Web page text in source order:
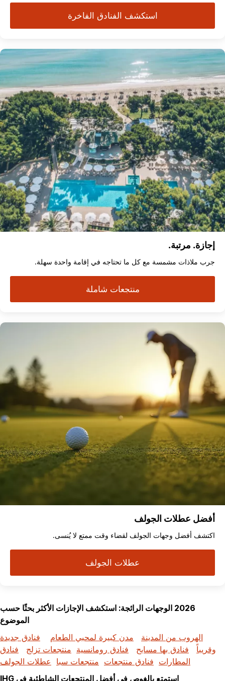
استكشف الفنادق الفاخرة
إجازة. مرتبة.
جرب ملاذات مشمسة مع كل ما تحتاجه في إقامة واحدة سهلة.
منتجعات شاملة
أفضل عطلات الجولف
اكتشف أفضل وجهات الجولف لقضاء وقت ممتع لا يُنسى.
عطلات الجولف
2026 الوجهات الرائجة: استكشف الإجازات الأكثر بحثًا حسب
الموضوع
الهروب من المدينة
مدن كبيرة لمحبي الطعام
فنادق جديدة
وقريباً
فنادق بها مسابح فنادق رومانسية منتجعات تزلج
فنادق
المطارات فنادق منتجعات منتجعات سبا
عطلات الجولف
استمتع بالغوص في أفضل المنتجعات الشاطئية في IHG